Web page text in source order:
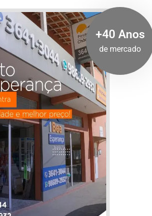
+40 Anos
de mercado